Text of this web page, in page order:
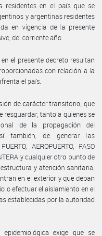
residentes en el país que se
y argentinas residentes
en vigencia de la presente
del corriente año.
el presente decreto resultan
con relación a la
el país.
de carácter transitorio, que
resguardar, tanto a quienes se
de la propagación del
también, de generar las
AEROPUERTO, PASO
y cualquier otro punto de
y atención sanitaria,
en el exterior y que deban
o efectuar el aislamiento en el
establecidas por la autoridad
exige que se